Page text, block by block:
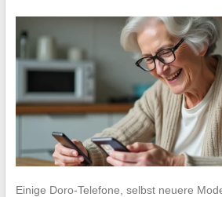
Einige Doro-Telefone, selbst neuere